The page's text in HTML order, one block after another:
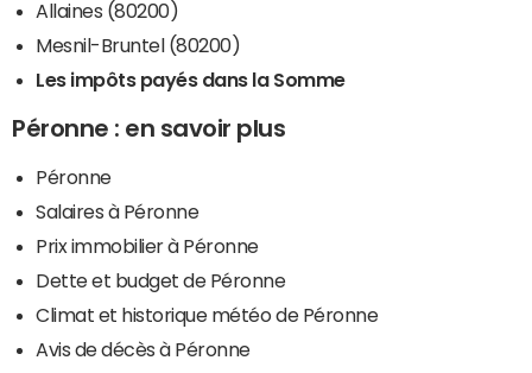
Allaines (80200)
Mesnil-Bruntel (80200)
Les impôts payés dans la Somme
Péronne : en savoir plus
Péronne
Salaires à Péronne
Prix immobilier à Péronne
Dette et budget de Péronne
Climat et historique météo de Péronne
Avis de décès à Péronne